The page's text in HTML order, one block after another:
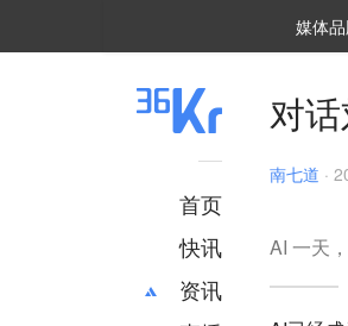
媒体
首页
快讯
资讯
对
南七道 ·
AI 一天